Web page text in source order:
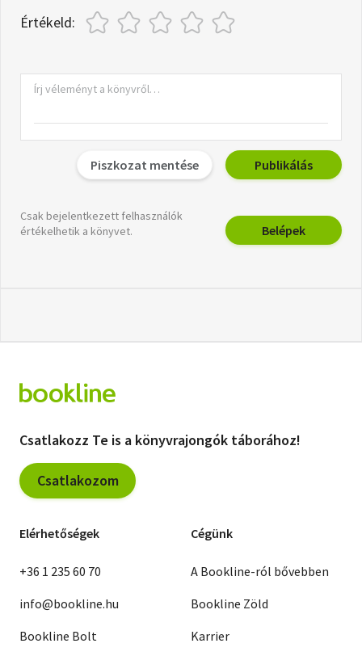
Értékeld:
Piszkozat mentése Publikálás
Csak bejelentkezett felhasználók
értékelhetik a könyvet.
Belépek
Csatlakozz Te is a könyvrajongók táborához!
Csatlakozom
Elérhetőségek
+36 1 235 60 70
info@bookline.hu
Bookline Bolt
Cégünk
A Bookline-ról bővebben
Bookline Zöld
Karrier